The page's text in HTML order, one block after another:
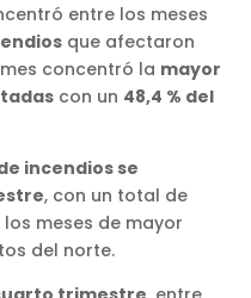
entre los meses
que afectaron
concentró la mayor
con un 48,4 % del
incendios se
, con un total de
meses de mayor
del norte.